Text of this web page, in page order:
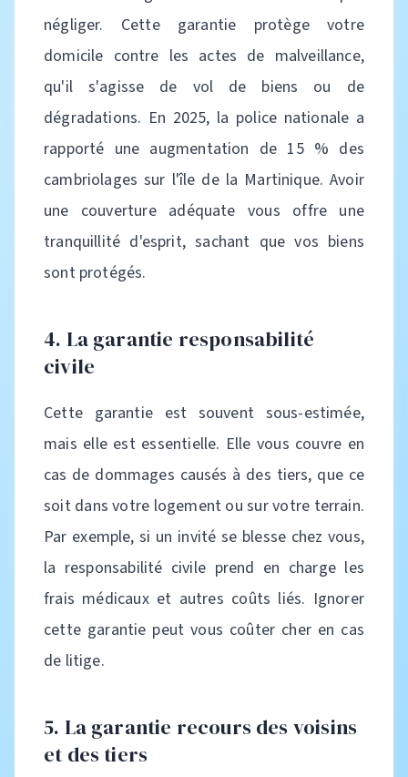
négliger. Cette garantie protège votre
domicile contre les actes de malveillance,
qu'il s'agisse de vol de biens ou de
dégradations. En 2025, la police nationale a
rapporté une augmentation de 15 % des
cambriolages sur l'île de la Martinique. Avoir
une couverture adéquate vous offre une
tranquillité d'esprit, sachant que vos biens
sont protégés.
4. La garantie responsabilité
civile
Cette garantie est souvent sous-estimée,
mais elle est essentielle. Elle vous couvre en
cas de dommages causés à des tiers, que ce
soit dans votre logement ou sur votre terrain.
Par exemple, si un invité se blesse chez vous,
la responsabilité civile prend en charge les
frais médicaux et autres coûts liés. Ignorer
cette garantie peut vous coûter cher en cas
de litige.
5. La garantie recours des voisins
et des tiers